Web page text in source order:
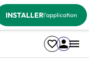
INSTALLERl'application